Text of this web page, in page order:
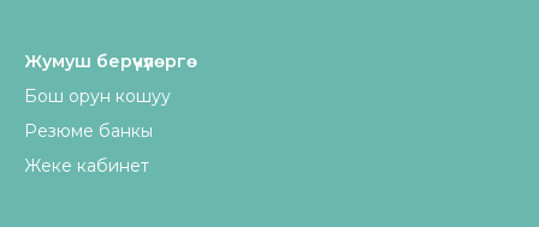
Жумуш берүүчүлөргө
Бош орун кошуу
Резюме банкы
Жеке кабинет